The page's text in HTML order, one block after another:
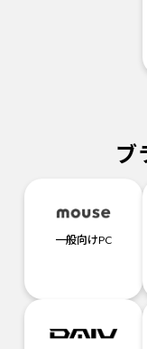
ブ
一般向けPC